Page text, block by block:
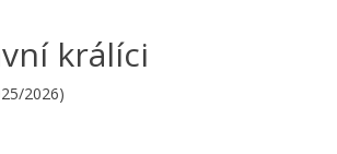
králíci
2026)